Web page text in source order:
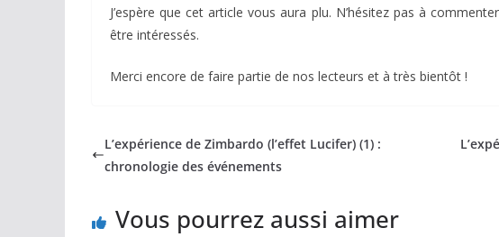
J’espère que cet article vous aura plu. N’hésitez pas à
être intéressés.
Merci encore de faire partie de nos lecteurs et à très bientôt !
L’expérience de Zimbardo (l’effet Lucifer) (1) :
chronologie des événements
Vous pourrez aussi aimer